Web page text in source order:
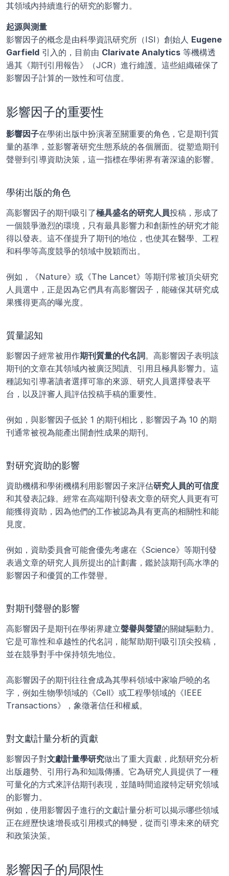
其領域內持續進行的研究的影響力。
起源與測量
影響因子的概念是由科學資訊研究所（ISI）創始人 Eugene
Garfield 引入的，目前由 Clarivate Analytics 等機構透
過其《期刊引用報告》（JCR）進行維護。這些組織確保了
影響因子計算的一致性和可信度。
影響因子的重要性
影響因子在學術出版中扮演著至關重要的角色，它是期刊質
量的基準，並影響著研究生態系統的各個層面。從塑造期刊
聲譽到引導資助決策，這一指標在學術界有著深遠的影響。
學術出版的角色
高影響因子的期刊吸引了極具盛名的研究人員投稿，形成了
一個競爭激烈的環境，只有最具影響力和創新性的研究才能
得以發表。這不僅提升了期刊的地位，也使其在醫學、工程
和科學等高度競爭的領域中脫穎而出。
例如，《Nature》或《The Lancet》等期刊常被頂尖研究
人員選中，正是因為它們具有高影響因子，能確保其研究成
果獲得更高的曝光度。
質量認知
影響因子經常被用作期刊質量的代名詞。高影響因子表明該
期刊的文章在其領域內被廣泛閱讀、引用且極具影響力。這
種認知引導著讀者選擇可靠的來源、研究人員選擇發表平
台，以及評審人員評估投稿手稿的重要性。
例如，與影響因子低於 1 的期刊相比，影響因子為 10 的期
刊通常被視為能產出開創性成果的期刊。
對研究資助的影響
資助機構和學術機構利用影響因子來評估研究人員的可信度
和其發表記錄。經常在高端期刊發表文章的研究人員更有可
能獲得資助，因為他們的工作被認為具有更高的相關性和能
見度。
例如，資助委員會可能會優先考慮在《Science》等期刊發
表過文章的研究人員所提出的計劃書，鑑於該期刊高水準的
影響因子和優質的工作聲譽。
對期刊聲譽的影響
高影響因子是期刊在學術界建立聲譽與聲望的關鍵驅動力。
它是可靠性和卓越性的代名詞，能幫助期刊吸引頂尖投稿，
並在競爭對手中保持領先地位。
高影響因子的期刊往往會成為其學科領域中家喻戶曉的名
字，例如生物學領域的《Cell》或工程學領域的《IEEE
Transactions》，象徵著信任和權威。
對文獻計量分析的貢獻
影響因子對文獻計量學研究做出了重大貢獻，此類研究分析
出版趨勢、引用行為和知識傳播。它為研究人員提供了一種
可量化的方式來評估期刊表現，並隨時間追蹤特定研究領域
的影響力。
例如，使用影響因子進行的文獻計量分析可以揭示哪些領域
正在經歷快速增長或引用模式的轉變，從而引導未來的研究
和政策決策。
影響因子的局限性